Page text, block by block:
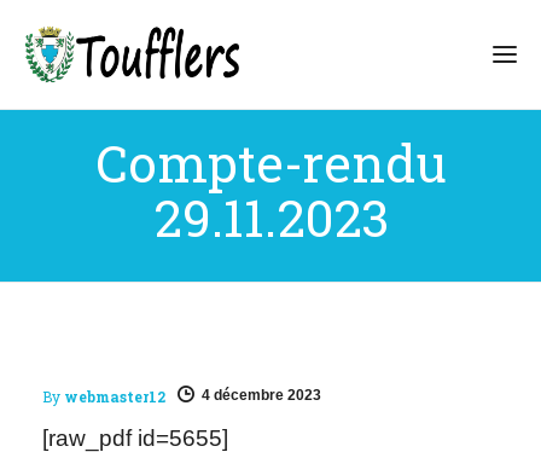
Compte-rendu
29.11.2023
By webmaster12 4 décembre 2023
[raw_pdf id=5655]